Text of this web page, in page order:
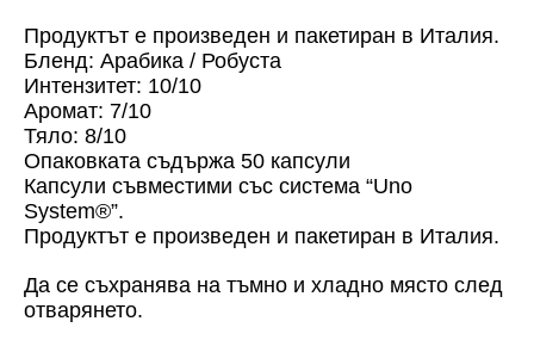
Продуктът е произведен и пакетиран в Италия.
Бленд: Арабика / Робуста
Интензитет: 10/10
Аромат: 7/10
Тяло: 8/10
Опаковката съдържа 50 капсули
Капсули съвместими със система “Uno
System®”.
Продуктът е произведен и пакетиран в Италия.
Да се съхранява на тъмно и хладно място след
отварянето.